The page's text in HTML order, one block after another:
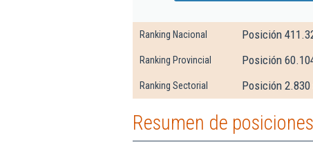
Ranking Nacional Posición
Ranking Provincial Posición
Ranking Sectorial Posición
Resumen de